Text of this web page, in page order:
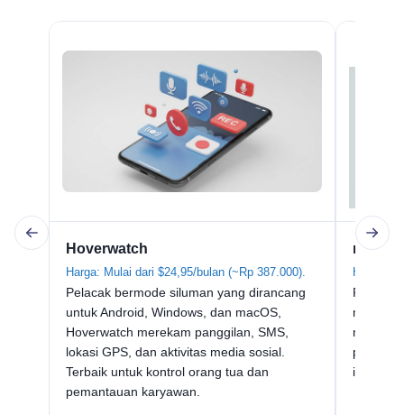
Hoverwatch
Harga: Mulai dari $24,95/bulan (~Rp 387.000).
Pelacak bermode siluman yang dirancang
untuk Android, Windows, dan macOS,
Hoverwatch merekam panggilan, SMS,
lokasi GPS, dan aktivitas media sosial.
Terbaik untuk kontrol orang tua dan
pemantauan karyawan.
mSpy
Harga:
Populer
iOS.